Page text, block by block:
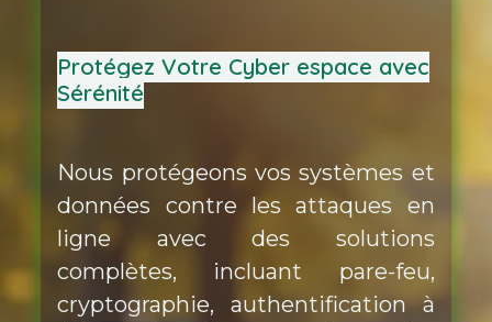
Protégez Votre Cyber espace avec
Sérénité
Nous protégeons vos systèmes et
données contre les attaques en
ligne avec des solutions
complètes, incluant pare-feu,
cryptographie, authentification à